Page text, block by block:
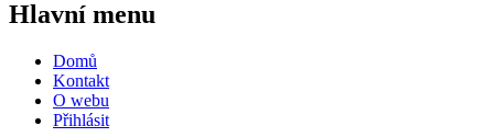
Hlavní menu
Domů
Kontakt
O webu
Přihlásit